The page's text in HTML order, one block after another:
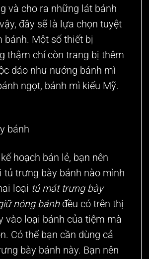
và cho ra những lát bánh
đây sẽ là lựa chọn tuyệt
bánh. Một số thiết bị
thậm chí còn trang bị thêm
đáo như nướng bánh mì
ngọt, bánh mì kiểu Mỹ.
bánh
hoạch bán lẻ, bạn nên
tủ trưng bày bánh nào mình
loại tủ mát trưng bày
nóng bánhđều có trên thị
vào loại bánh của tiệm mà
Có thể bạn cần dùng cả
bày bánh này. Bạn nên